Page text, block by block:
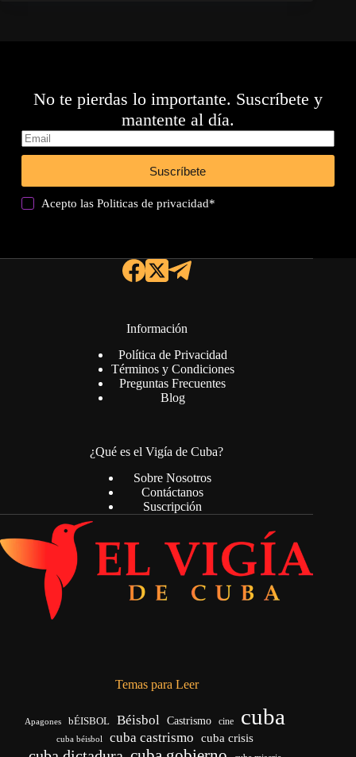
No te pierdas lo importante. Suscríbete y
mantente al día.
Suscríbete
Acepto lasPoliticas de privacidad*
Información
Política de Privacidad
Términos y Condiciones
Preguntas Frecuentes
Blog
¿Qué es el Vigía de Cuba?
Sobre Nosotros
Contáctanos
Suscripción
Temas para Leer
Apagones bÉISBOL Béisbol Castrismo cine cuba
cuba béisbol cuba castrismo cuba crisis